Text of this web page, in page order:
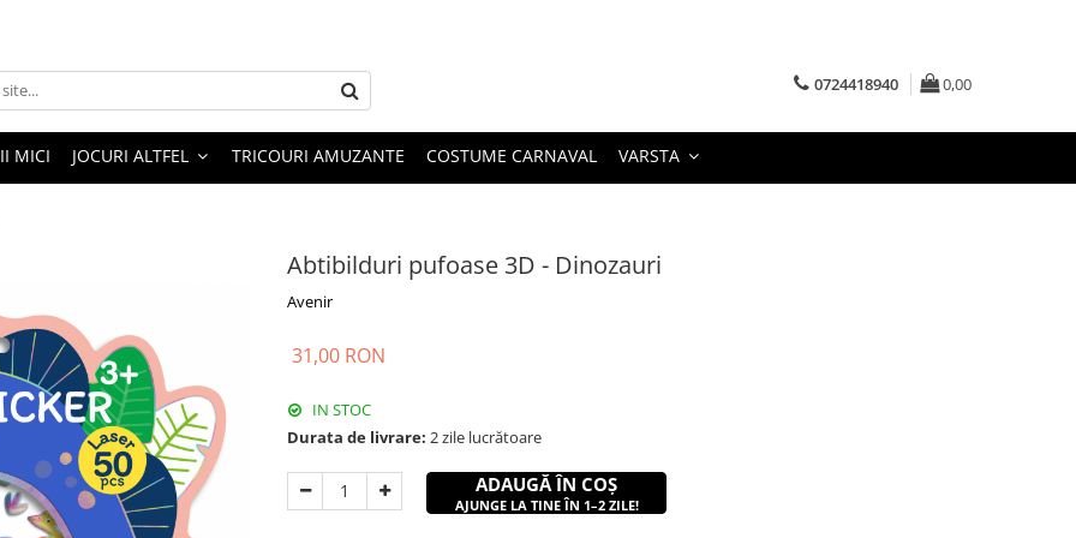
0724418940 0,00
MICI JOCURI ALTFEL TRICOURI AMUZANTE COSTUME CARNAVAL VARSTA
Abtibilduri pufoase 3D - Dinozauri
Avenir
31,00 RON
IN STOC
Durata de livrare: 2 zile lucrătoare
ADAUGĂ ÎN COȘ
AJUNGE LA TINE ÎN 1–2 ZILE!